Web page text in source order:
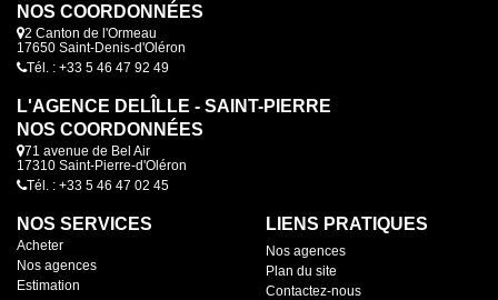
NOS COORDONNÉES
2 Canton de l'Ormeau
17650 Saint-Denis-d'Oléron
Tél. : +33 5 46 47 92 49
L'AGENCE DELÎLLE - SAINT-PIERRE
NOS COORDONNÉES
71 avenue de Bel Air
17310 Saint-Pierre-d'Oléron
Tél. : +33 5 46 47 02 45
NOS SERVICES
Acheter
Nos agences
Estimation
LIENS PRATIQUES
Nos agences
Plan du site
Contactez-nous